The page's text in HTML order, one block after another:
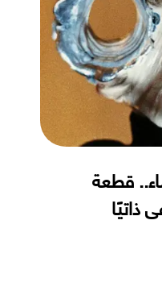
قطعة
ذاتيًا